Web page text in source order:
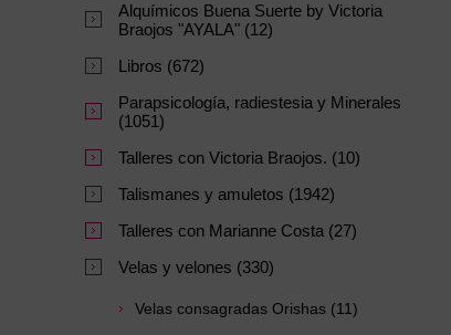
Alquímicos Buena Suerte by Victoria
Braojos "AYALA" (12)
Libros (672)
Parapsicología, radiestesia y Minerales
(1051)
Talleres con Victoria Braojos. (10)
Talismanes y amuletos (1942)
Talleres con Marianne Costa (27)
Velas y velones (330)
Velas consagradas Orishas (11)